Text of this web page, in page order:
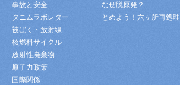
事故と安全
タニムラボレター
被ばく・放射線
核燃料サイクル
放射性廃棄物
原子力政策
国際関係
なぜ脱原発？
とめよう！六ヶ所再処理